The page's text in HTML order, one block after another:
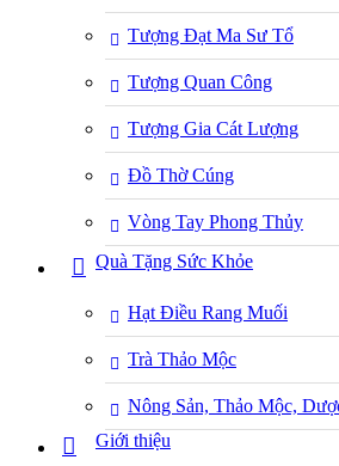
Tượng Đạt Ma Sư Tổ
Tượng Quan Công
Tượng Gia Cát Lượng
Đồ Thờ Cúng
Vòng Tay Phong Thủy
Quà Tặng Sức Khỏe
Hạt Điều Rang Muối
Trà Thảo Mộc
Nông Sản, Thảo Mộc,
Giới thiệu